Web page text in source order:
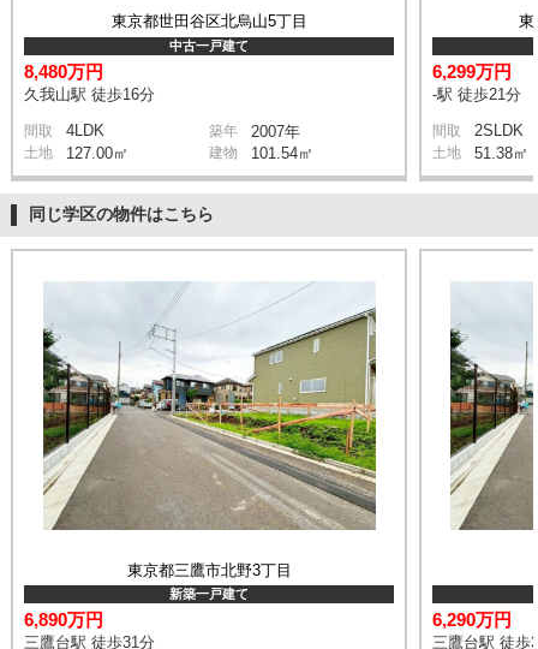
東京都世田谷区北烏山5丁目
中古一戸建て
8,480万円
久我山駅 徒歩16分
間取 4LDK 築年 2007年
土地 127.00㎡ 建物 101.54㎡
東
6,299万円
-駅 徒歩21分
間取 2SLDK
土地 51.38㎡
同じ学区の物件はこちら
東京都三鷹市北野3丁目
新築一戸建て
6,890万円
三鷹台駅 徒歩31分
6,290万円
三鷹台駅 徒歩